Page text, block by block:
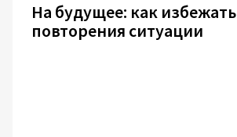
На будущее: как избежать
повторения ситуации